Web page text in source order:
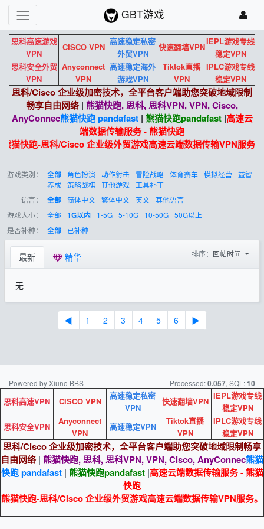
GBT游戏
思科高速游戏
VPN
CISCO VPN
高速稳定私密
外贸VPN
快速翻墙VPN
IEPL游戏专线
稳定VPN
思科安全外贸
VPN
Anyconnect
VPN
高速稳定海外
游戏VPN
Tiktok直播
VPN
IPLC游戏专线
稳定VPN
思科/Cisco 企业级加密技术，全平台客户端助您突破地域限制
畅享自由网络 | 熊猫快跑, 思科, 思科VPN, VPN, Cisco,
AnyConnec熊猫快跑 pandafast| 熊猫快跑pandafast|高速云
端数据传输服务 - 熊猫快跑
熊猫快跑-思科/Cisco 企业级外贸游戏高速云端数据传输VPN服务
游戏类别： 全部 角色扮演 动作射击 冒险战略 体育赛车 模拟经营 益智
养成 策略战棋 其他游戏
工具补丁
语言：
全部 简体中文 繁体中文 英文 其他语言
游戏大小：
全部 1G以内 1-5G 5-10G 10-50G 50G以上
是否补种：
全部 已补种
最新 精华 排序： 回帖时间
无
◀ 1 2 3 4 5 6 ▶
Powered by Xiuno BBS Processed:0.057, SQL:10
思科高速VPN CISCO VPN
高速稳定私密
VPN
快速翻墙VPN
IEPL游戏专线
稳定VPN
思科安全VPN
Anyconnect
VPN
高速稳定VPN
Tiktok直播
VPN
IPLC游戏专线
稳定VPN
思科/Cisco 企业级加密技术，全平台客户端助您突破地域限制畅享
自由网络 | 熊猫快跑, 思科, 思科VPN, VPN, Cisco, AnyConnec熊猫
快跑 pandafast| 熊猫快跑pandafast|高速云端数据传输服务 - 熊猫
快跑
熊猫快跑-思科/Cisco 企业级外贸游戏高速云端数据传输VPN服务。